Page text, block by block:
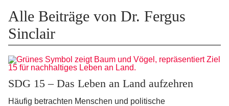
Alle Beiträge von Dr. Fergus
Sinclair
SDG 15 – Das Leben an Land aufzehren
Häufig betrachten Menschen und politische